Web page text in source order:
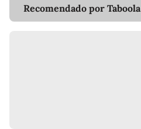
Recomendado por Taboola